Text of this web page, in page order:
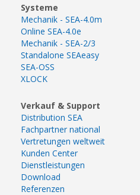
Systeme
Mechanik - SEA-4.0m
Online SEA-4.0e
Mechanik - SEA-2/3
Standalone SEAeasy
SEA-OSS
XLOCK
Verkauf & Support
Distribution SEA
Fachpartner national
Vertretungen weltweit
Kunden Center
Dienstleistungen
Download
Referenzen